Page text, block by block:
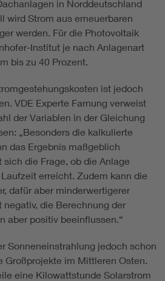
in Norddeutschland
wird Strom aus erneuerbaren
werden. Für die Photovoltaik
Institut je nach Anlagenart
bis zu 40 Prozent.
ist jedoch
VDE Experte Farnung verweist
der Variablen in der Gleichung
„Besonders die kalkulierte
das Ergebnis maßgeblich
die Frage, ob die Anlage
erreicht. Zudem kann die
dafür aber minderwertigerer
die Berechnung der
aber positiv beeinflussen.“
Sonneneinstrahlung jedoch schon
Großprojekte im Mittleren Osten.
eine Kilowattstunde Solarstrom